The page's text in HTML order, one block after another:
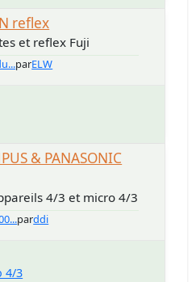
reflex
et reflex Fuji
parELW
& PANASONIC
4/3 et micro 4/3
parddi
4/3